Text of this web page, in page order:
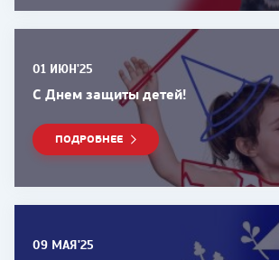
01 ИЮН'25
С Днем защиты детей!
ПОДРОБНЕЕ
09 МАЯ'25